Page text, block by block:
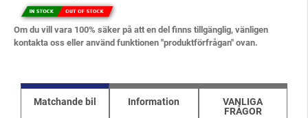
Om du vill vara 100% säker på att en del finns tillgänglig, vänligen
kontakta oss eller använd funktionen "produktförfrågan" ovan.
Matchande bil Information
VANLIGA
FRÅGOR